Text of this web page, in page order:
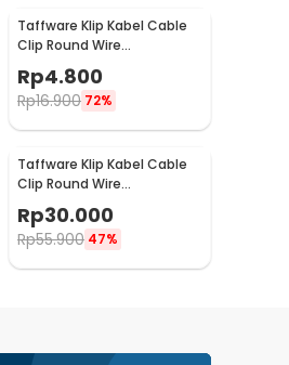
Taffware Klip Kabel Cable
Clip Round Wire
Management Electrical
100PCS 6mm - YQ801
Rp4.800
Rp16.900 72%
Taffware Klip Kabel Cable
Clip Round Wire
Management Electrical
100PCS 25mm - YQ801
Rp30.000
Rp55.900 47%